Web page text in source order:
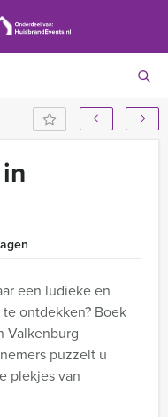
een ludieke en
ontdekken? Boek
Valkenburg
puzzelt u
plekjes van